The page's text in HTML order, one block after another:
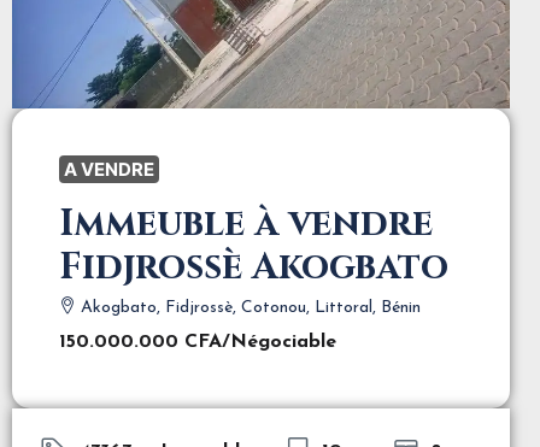
A VENDRE
Immeuble à vendre
Fidjrossè Akogbato
Akogbato, Fidjrossè, Cotonou, Littoral, Bénin
150.000.000 CFA/Négociable